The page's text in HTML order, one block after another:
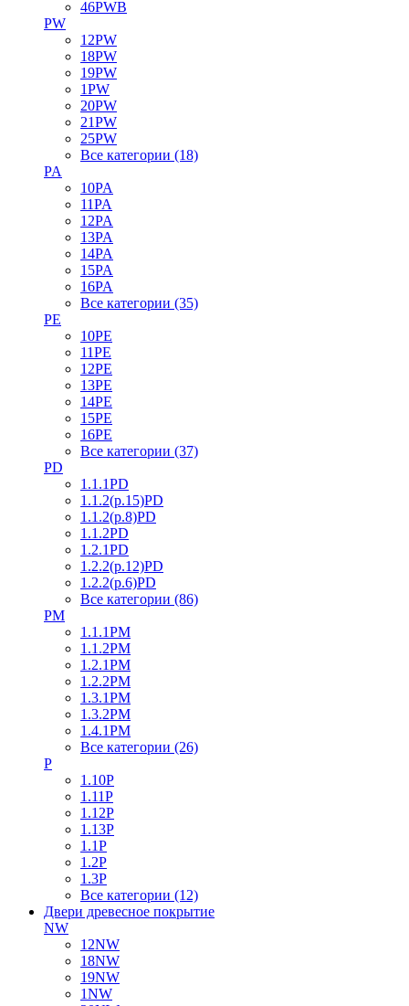
46PWB
PW
12PW
18PW
19PW
1PW
20PW
21PW
25PW
Все категории (18)
PA
10PA
11PA
12PA
13PA
14PA
15PA
16PA
Все категории (35)
PE
10PE
11PE
12PE
13PE
14PE
15PE
16PE
Все категории (37)
PD
1.1.1PD
1.1.2(р.15)PD
1.1.2(р.8)PD
1.1.2PD
1.2.1PD
1.2.2(р.12)PD
1.2.2(р.6)PD
Все категории (86)
PM
1.1.1PM
1.1.2PM
1.2.1PM
1.2.2PM
1.3.1PM
1.3.2PM
1.4.1PM
Все категории (26)
P
1.10P
1.11P
1.12P
1.13P
1.1P
1.2P
1.3P
Все категории (12)
Двери древесное покрытие
NW
12NW
18NW
19NW
1NW